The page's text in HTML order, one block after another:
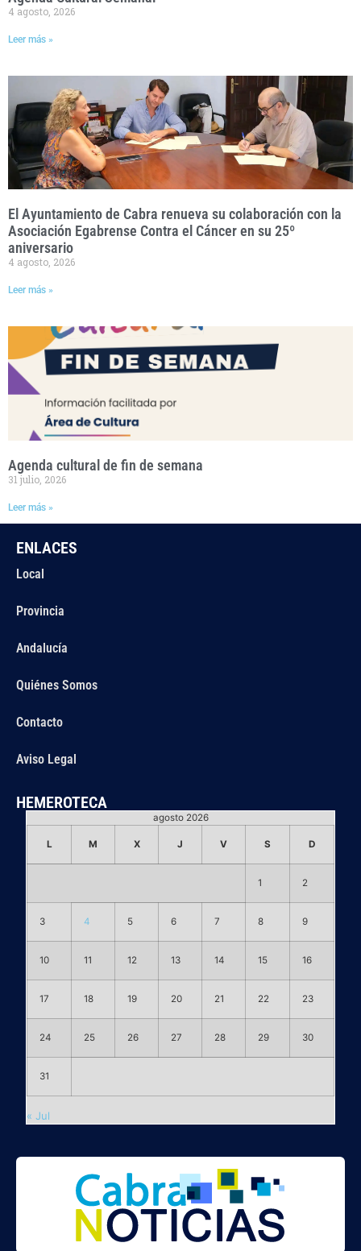
4 agosto, 2026
Leer más »
El Ayuntamiento de Cabra renueva su colaboración con la
Asociación Egabrense Contra el Cáncer en su 25º
aniversario
4 agosto, 2026
Leer más »
Agenda cultural de fin de semana
31 julio, 2026
Leer más »
ENLACES
Local
Provincia
Andalucía
Quiénes Somos
Contacto
Aviso Legal
HEMEROTECA
agosto 2026
L M X J V S D
1 2
3 4 5 6 7 8 9
10 11 12 13 14 15 16
17 18 19 20 21 22 23
24 25 26 27 28 29 30
31
« Jul